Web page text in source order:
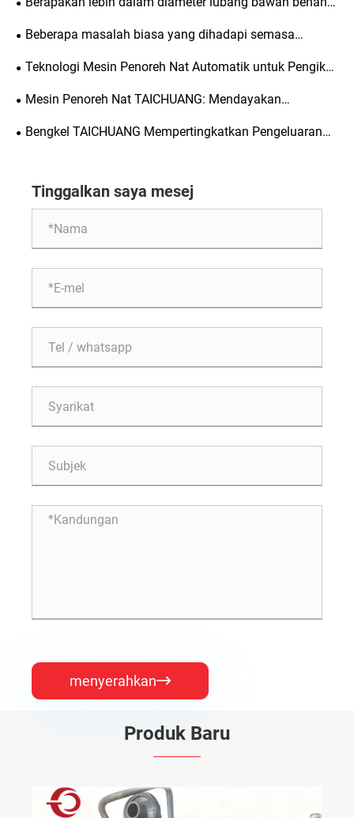
berbanding dengan kedalaman benang?
Beberapa masalah biasa yang dihadapi semasa
menoreh lubang buta.
Teknologi Mesin Penoreh Nat Automatik untuk Pengikat
Ketepatan
Mesin Penoreh Nat TAICHUANG: Mendayakan
Pengeluaran Berkecekapan Tinggi dalam Pembuatan
Bengkel TAICHUANG Mempertingkatkan Pengeluaran
Tinggalkan saya mesej
menyerahkan
Produk Baru